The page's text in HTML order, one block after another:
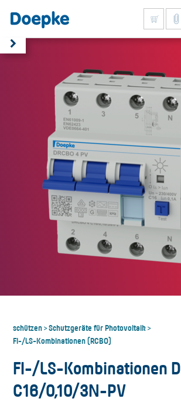
schützen>Schutzgeräte für Photovoltaik>
FI-/LS-Kombinationen (RCBO)
FI-/LS-Kombinationen
C16/0,10/3N-PV